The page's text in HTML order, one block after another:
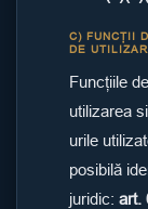
C) FUNCȚII
DE
Funcțiile
utilizarea
urile
posibilă
juridic: art.